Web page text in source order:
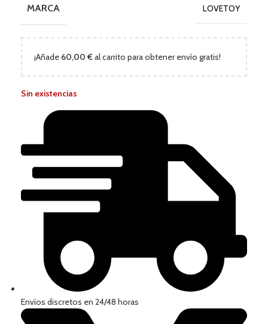
MARCA LOVETOY
¡Añade 60,00 €al carrito para obtener envío gratis!
Sin existencias
Envíos discretos en 24/48 horas